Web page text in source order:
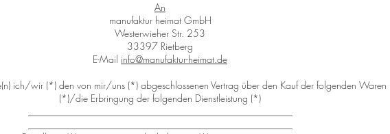
An
manufaktur heimat GmbH
Westerwieher Str. 253
33397 Rietberg
E-Mail info@manufaktur-heimat.de
ich/wir (*) den von mir/uns (*) abgeschlossenen Vertrag über den Kauf der folgenden Waren
(*)/die Erbringung der folgenden Dienstleistung (*)